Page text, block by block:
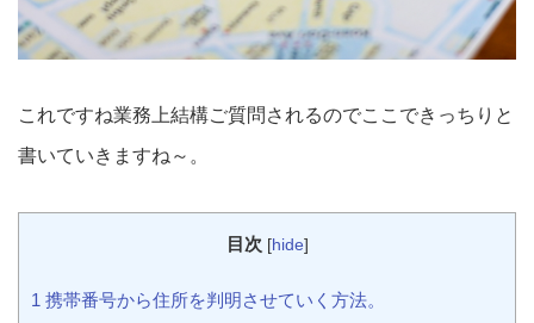
これですね業務上結構ご質問されるのでここできっちりと
書いていきますね～。
目次 [hide]
1 携帯番号から住所を判明させていく方法。